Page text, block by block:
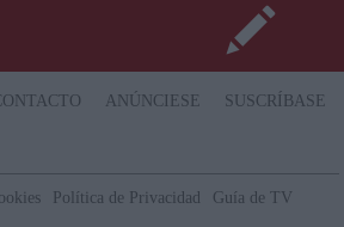
ANÚNCIESE
SUSCRÍBASE
Política de Privacidad
Guía de TV